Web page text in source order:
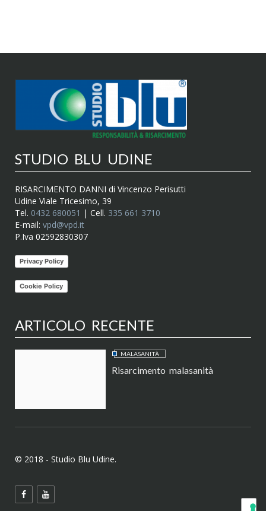
STUDIO BLU UDINE
RISARCIMENTO DANNI di Vincenzo Perisutti
Udine Viale Tricesimo, 39
Tel. 0432 680051 | Cell. 335 661 3710
E-mail: vpd@vpd.it
P.Iva 02592830307
Privacy Policy
Cookie Policy
ARTICOLO RECENTE
MALASANITÀ
Risarcimento malasanità
© 2018 - Studio Blu Udine.